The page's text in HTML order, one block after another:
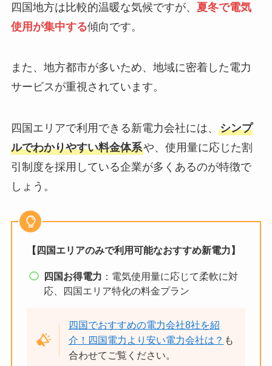
四国地方は比較的温暖な気候ですが、 夏冬で電気
使用が集中する傾向です。
また、地方都市が多いため、地域に密着した電力
サービスが重視されています。
四国エリアで利用できる新電力会社には、 シンプ
ルでわかりやすい料金体系や、使用量に応じた割
引制度を採用している企業が多くあるのが特徴で
しょう。
【四国エリアのみで利用可能なおすすめ新電力】
四国お得電力 ：電気使用量に応じて柔軟に対
応、四国エリア特化の料金プラン
四国でおすすめの電力会社8社を紹
介！四国電力より安い電力会社は？ も
合わせてご覧ください。